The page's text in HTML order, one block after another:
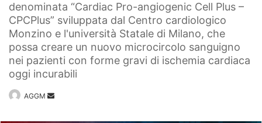
denominata “Cardiac Pro-angiogenic Cell Plus –
CPCPlus” sviluppata dal Centro cardiologico
Monzino e l'università Statale di Milano, che
possa creare un nuovo microcircolo sanguigno
nei pazienti con forme gravi di ischemia cardiaca
oggi incurabili
AGGM
Invia